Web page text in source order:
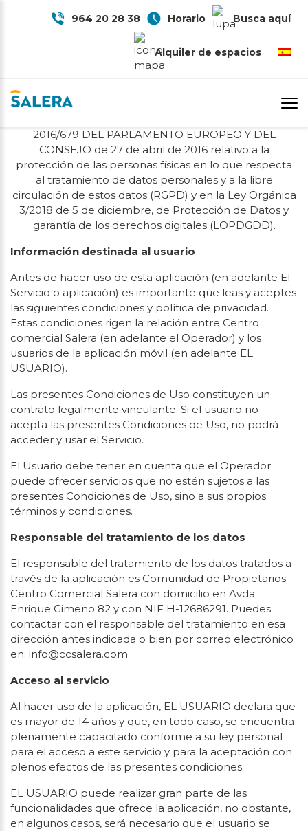
964 20 28 38 Horario Busca aquí
Alquiler de espacios
POLÍTICA DE PRIVACIDAD
Esta política de privacidad ha sido redactada al
2016/679 DEL PARLAMENTO EUROPEO Y DEL
CONSEJO de 27 de abril de 2016 relativo a la
protección de las personas físicas en lo que respecta
al tratamiento de datos personales y a la libre
circulación de estos datos (RGPD) y en la Ley Orgánica
3/2018 de 5 de diciembre, de Protección de Datos y
garantía de los derechos digitales (LOPDGDD).
Información destinada al usuario
Antes de hacer uso de esta aplicación (en adelante El
Servicio o aplicación) es importante que leas y aceptes
las siguientes condiciones y política de privacidad.
Estas condiciones rigen la relación entre Centro
comercial Salera (en adelante el Operador) y los
usuarios de la aplicación móvil (en adelante EL
USUARIO).
Las presentes Condiciones de Uso constituyen un
contrato legalmente vinculante. Si el usuario no
acepta las presentes Condiciones de Uso, no podrá
acceder y usar el Servicio.
El Usuario debe tener en cuenta que el Operador
puede ofrecer servicios que no estén sujetos a las
presentes Condiciones de Uso, sino a sus propios
términos y condiciones.
Responsable del tratamiento de los datos
El responsable del tratamiento de los datos tratados a
través de la aplicación es Comunidad de Propietarios
Centro Comercial Salera con domicilio en Avda
Enrique Gimeno 82 y con NIF H-12686291. Puedes
contactar con el responsable del tratamiento en esa
dirección antes indicada o bien por correo electrónico
en: info@ccsalera.com
Acceso al servicio
Al hacer uso de la aplicación, EL USUARIO declara que
es mayor de 14 años y que, en todo caso, se encuentra
plenamente capacitado conforme a su ley personal
para el acceso a este servicio y para la aceptación con
plenos efectos de las presentes condiciones.
EL USUARIO puede realizar gran parte de las
funcionalidades que ofrece la aplicación, no obstante,
en algunos casos, será necesario que el usuario se